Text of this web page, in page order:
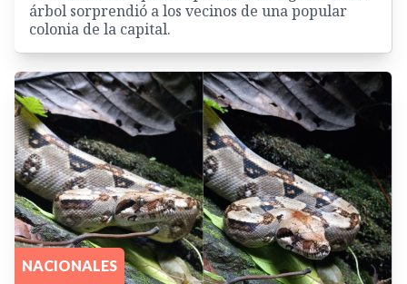
árbol sorprendió a los vecinos de una popular
colonia de la capital.
NACIONALES